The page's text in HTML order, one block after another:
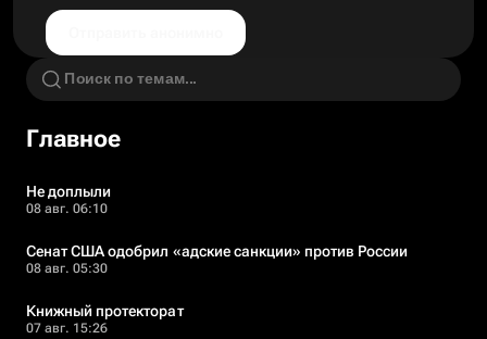
Главное
Не доплыли
08 авг. 06:10
Сенат США одобрил «адские санкции» против России
08 авг. 05:30
Книжный протекторат
07 авг. 15:26